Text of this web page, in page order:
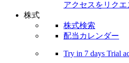
アクセスをリクエ
株式
株式検索
配当カレンダー
Try in 7 days Trial